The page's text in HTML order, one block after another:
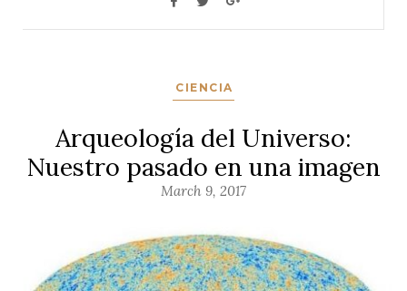
CIENCIA
Arqueología del Universo:
Nuestro pasado en una imagen
March 9, 2017